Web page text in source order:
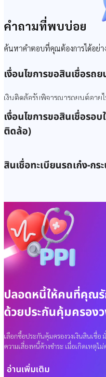
คำถามที่พบบ่อย
ค้นหาคำตอบที่คุณต้องการได้อย่าง
เงื่อนไขการขอสินเชื่อรถ
เงินติดล้อรับพิจารณารถยนต์อา
สำหรับสินเชื่อทะเบียน
ปีที่ผลิตของรถ รวมถึง
เงื่อนไขการขอสินเชื่อรอ
ติดล้อ)
ทธิ์ด้วยตนเองง่าย ๆ
สินเชื่อทะเบียนรถเก๋ง-กร
ล้อ อัตราดอกเบี้ย 0.98% ต่อเดือ
เทียบเคียงจากดอกเบี้ยที่แท้จริง
และอัตราดอกเบี้ยเริ่มต้น 0.56%
เดือน ซึ่งเทียบเคียงจากดอกเบี้ย
12% ต่อปี
หมายเหตุ
เวลาการกู้ 12 เดือน
การพิจารณาขึ้นอยู่กั
ปลอดหนี้ให้คนที่คุณ
ด้วยประกันคุ้มครอง
เลือกซื้อประกันคุ้มครองวงเงินสินเชื่
ความเสี่ยงหนี้ค้างชำระ เมื่อเกิดเหตุ
อ่านเพิ่มเติม